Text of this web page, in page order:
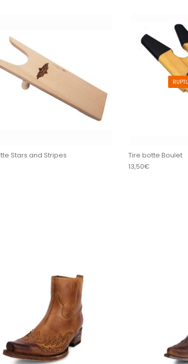
Stars and Stripes
Tire botte Boulet
13,50€
variations. Les options peuvent
Ce produit a